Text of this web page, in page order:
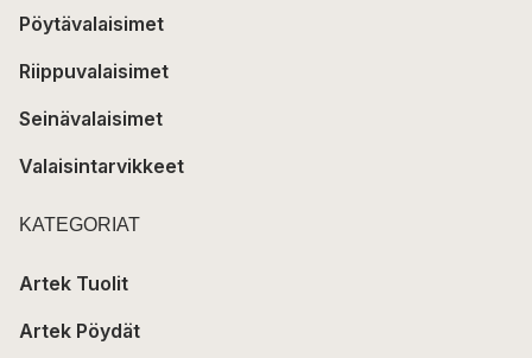
Pöytävalaisimet
Riippuvalaisimet
Seinävalaisimet
Valaisintarvikkeet
KATEGORIAT
Artek Tuolit
Artek Pöydät